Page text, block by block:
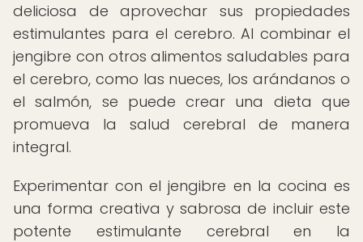
deliciosa de aprovechar sus propiedades
estimulantes para el cerebro. Al combinar el
jengibre con otros alimentos saludables para
el cerebro, como las nueces, los arándanos o
el salmón, se puede crear una dieta que
promueva la salud cerebral de manera
integral.
Experimentar con el jengibre en la cocina es
una forma creativa y sabrosa de incluir este
potente estimulante cerebral en la